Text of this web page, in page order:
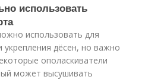
использовать
использовать для
укрепления дёсен, но важно
ополаскиватели
может высушивать